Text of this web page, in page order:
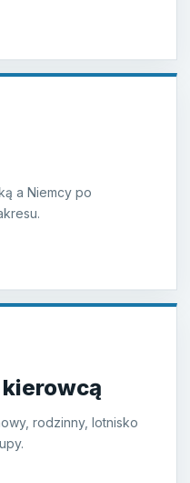
a Niemcy po
rodzinny, lotnisko